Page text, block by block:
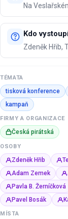
Na
Kdo
Zdeněk Hřib,
TÉMATA
tisková konference
kampaň
FIRMY A ORGANIZACE
Česká pirátská
OSOBY
Zdeněk Hřib
Adam Zemek
Pavla B. Žerníčková
Pavel Bosák
MÍSTA